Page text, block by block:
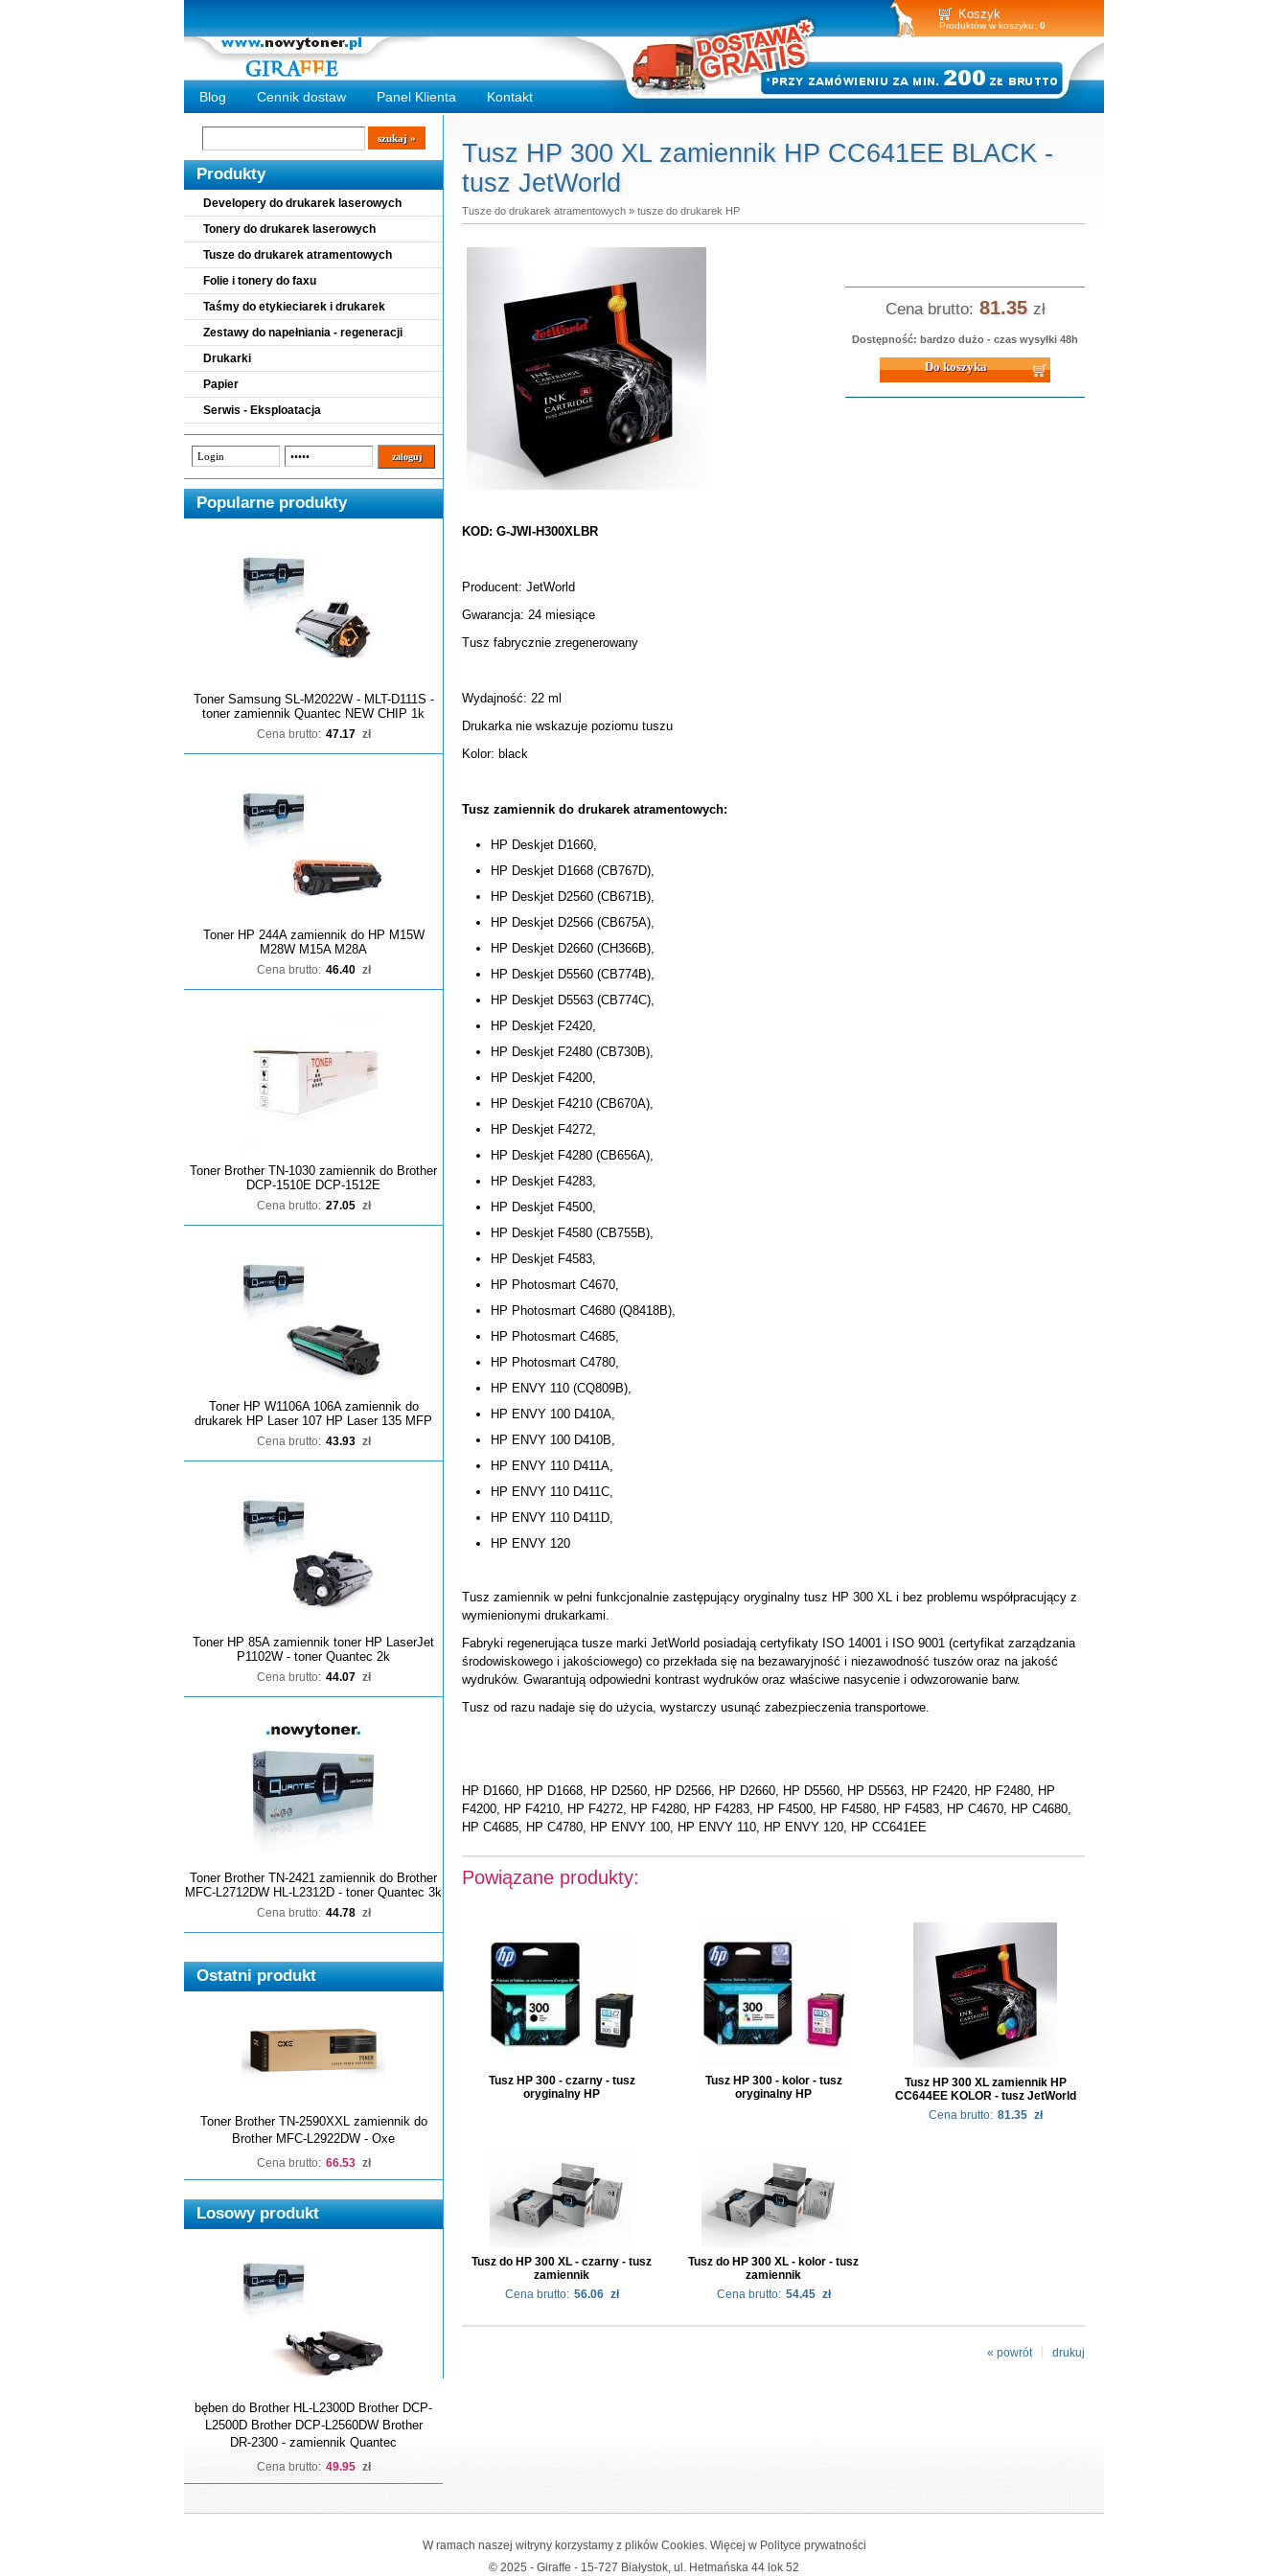
Koszyk
Produktów w koszyku: 0
Blog Cennik dostaw Panel Klienta Kontakt
Wyszukiwarka
szukaj
Produkty
Developery do drukarek laserowych
Tonery do drukarek laserowych
Tusze do drukarek atramentowych
Folie i tonery do faxu
Taśmy do etykieciarek i drukarek
Zestawy do napełniania - regeneracji
Drukarki
Papier
Serwis - Eksploatacja
Popularne produkty
Toner Samsung SL-M2022W - MLT-D111S -
toner zamiennik Quantec NEW CHIP 1k
Cena brutto: 47.17 zł
Toner HP 244A zamiennik do HP M15W
M28W M15A M28A
Cena brutto: 46.40 zł
Toner Brother TN-1030 zamiennik do Brother
DCP-1510E DCP-1512E
Cena brutto: 27.05 zł
Toner HP W1106A 106A zamiennik do
drukarek HP Laser 107 HP Laser 135 MFP
Cena brutto: 43.93 zł
Toner HP 85A zamiennik toner HP LaserJet
P1102W - toner Quantec 2k
Cena brutto: 44.07 zł
Toner Brother TN-2421 zamiennik do Brother
MFC-L2712DW HL-L2312D - toner Quantec 3k
Cena brutto: 44.78 zł
Ostatni produkt
Toner Brother TN-2590XXL zamiennik do
Brother MFC-L2922DW - Oxe
Cena brutto: 66.53 zł
Losowy produkt
bęben do Brother HL-L2300D Brother DCP-
L2500D Brother DCP-L2560DW Brother
DR-2300 - zamiennik Quantec
Cena brutto: 49.95 zł
Tusz HP 300 XL zamiennik HP CC641EE BLACK -
tusz JetWorld
Tusze do drukarek atramentowych » tusze do drukarek HP
Cena brutto: 81.35 zł
Dostępność: bardzo dużo - czas wysyłki 48h
Do koszyka
KOD: G-JWI-H300XLBR
Producent: JetWorld
Gwarancja: 24 miesiące
Tusz fabrycznie zregenerowany
Wydajność: 22 ml
Drukarka nie wskazuje poziomu tuszu
Kolor: black
Tusz zamiennik do drukarek atramentowych:
HP Deskjet D1660,
HP Deskjet D1668 (CB767D),
HP Deskjet D2560 (CB671B),
HP Deskjet D2566 (CB675A),
HP Deskjet D2660 (CH366B),
HP Deskjet D5560 (CB774B),
HP Deskjet D5563 (CB774C),
HP Deskjet F2420,
HP Deskjet F2480 (CB730B),
HP Deskjet F4200,
HP Deskjet F4210 (CB670A),
HP Deskjet F4272,
HP Deskjet F4280 (CB656A),
HP Deskjet F4283,
HP Deskjet F4500,
HP Deskjet F4580 (CB755B),
HP Deskjet F4583,
HP Photosmart C4670,
HP Photosmart C4680 (Q8418B),
HP Photosmart C4685,
HP Photosmart C4780,
HP ENVY 110 (CQ809B),
HP ENVY 100 D410A,
HP ENVY 100 D410B,
HP ENVY 110 D411A,
HP ENVY 110 D411C,
HP ENVY 110 D411D,
HP ENVY 120
Tusz zamiennik w pełni funkcjonalnie zastępujący oryginalny tusz HP 300 XL i bez problemu współpracujący z
wymienionymi drukarkami.
Fabryki regenerująca tusze marki JetWorld posiadają certyfikaty ISO 14001 i ISO 9001 (certyfikat zarządzania
środowiskowego i jakościowego) co przekłada się na bezawaryjność i niezawodność tuszów oraz na jakość
wydruków. Gwarantują odpowiedni kontrast wydruków oraz właściwe nasycenie i odwzorowanie barw.
Tusz od razu nadaje się do użycia, wystarczy usunąć zabezpieczenia transportowe.
HP D1660, HP D1668, HP D2560, HP D2566, HP D2660, HP D5560, HP D5563, HP F2420, HP F2480, HP
F4200, HP F4210, HP F4272, HP F4280, HP F4283, HP F4500, HP F4580, HP F4583, HP C4670, HP C4680,
HP C4685, HP C4780, HP ENVY 100, HP ENVY 110, HP ENVY 120, HP CC641EE
Powiązane produkty:
Tusz HP 300 - czarny - tusz
oryginalny HP
Tusz HP 300 - kolor - tusz
oryginalny HP
Tusz HP 300 XL zamiennik HP
CC644EE KOLOR - tusz JetWorld
Cena brutto: 81.35 zł
Tusz do HP 300 XL - czarny - tusz
zamiennik
Cena brutto: 56.06 zł
Tusz do HP 300 XL - kolor - tusz
zamiennik
Cena brutto: 54.45 zł
drukuj
« powrót
W ramach naszej witryny korzystamy z plików Cookies. Więcej w Polityce prywatności
© 2025 - Giraffe - 15-727 Białystok, ul. Hetmańska 44 lok 52